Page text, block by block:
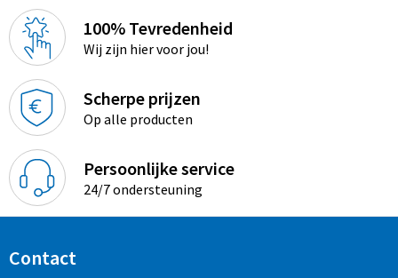
100% Tevredenheid
Wij zijn hier voor jou!
Scherpe prijzen
Op alle producten
Persoonlijke service
24/7 ondersteuning
Contact